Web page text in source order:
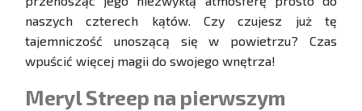
naszych czterech kątów. Czy czujesz już tę
tajemniczość unoszącą się w powietrzu? Czas
wpuścić więcej magii do swojego wnętrza!
Meryl Streep na pierwszym